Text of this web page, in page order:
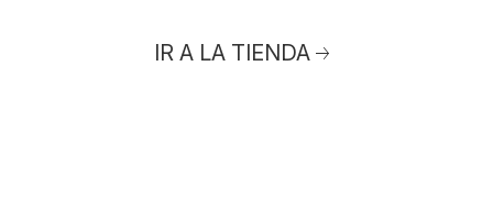
IR A LA TIENDA